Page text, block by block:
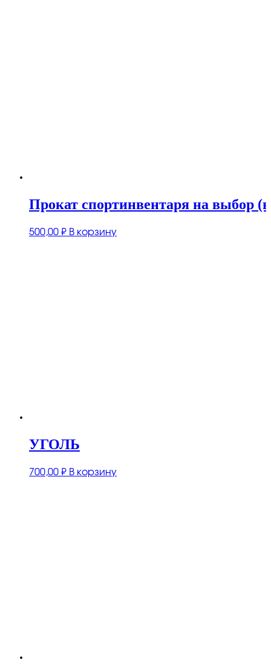
Прокат спортинвентаря на выбор
500,00 ₽ В корзину
УГОЛЬ
700,00 ₽ В корзину